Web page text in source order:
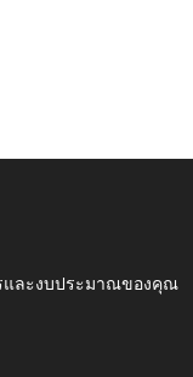
และงบประมาณของคุณ